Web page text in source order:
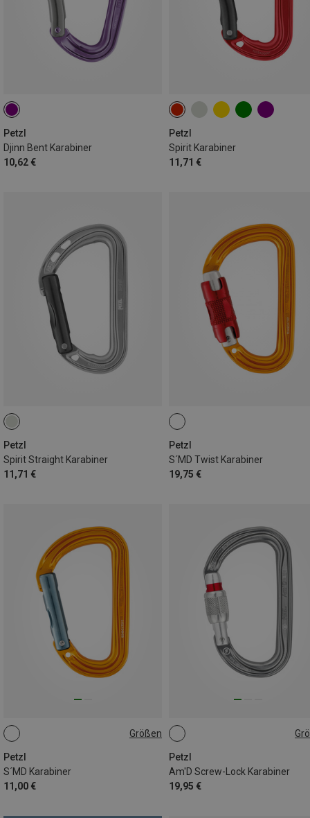
Petzl
Djinn Bent Karabiner
10,62 €
Petzl
Spirit Karabiner
11,71 €
Petzl
Spirit Straight Karabiner
11,71 €
Petzl
S´MD Twist Karabiner
19,75 €
Größen
Petzl
S´MD Karabiner
11,00 €
SCHNAPPER
Petzl
Am'D Screw-Lock Karabiner
19,95 €
SCREW-LOCK